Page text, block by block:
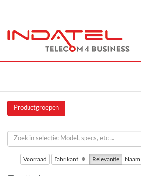
Productgroepen
Voorraad Fabrikant Relevantie Naam